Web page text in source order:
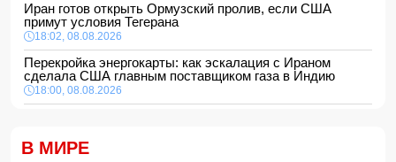
Иран готов открыть Ормузский пролив, если США
примут условия Тегерана
18:02, 08.08.2026
Перекройка энергокарты: как эскалация с Ираном
сделала США главным поставщиком газа в Индию
18:00, 08.08.2026
16:48, 08.08.2026
В МИРЕ